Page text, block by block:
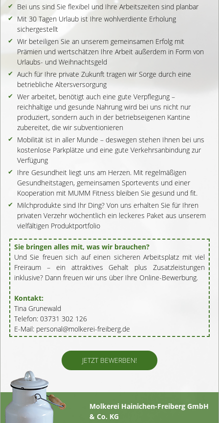
Bei uns sind Sie flexibel und Ihre Arbeitszeiten sind planbar
Mit 30 Tagen Urlaub ist Ihre wohlverdiente Erholung
sichergestellt
Wir beteiligen Sie an unserem gemeinsamen Erfolg mit
Prämien und wertschätzen Ihre Arbeit außer­dem in Form von
Urlaubs- und Weihnachtsgeld
Auch für Ihre private Zukunft tragen wir Sorge durch eine
betriebliche Altersversorgung
Wer arbeitet, benötigt auch eine gute Verpflegung –
reichhaltige und gesunde Nahrung wird bei uns nicht nur
produziert, sondern auch in der betriebseigenen Kantine
zubereitet, die wir subventionieren
Mobilität ist in aller Munde – deswegen stehen Ihnen bei uns
kostenlose Parkplätze und eine gute Verkehrsanbindung zur
Verfügung
Ihre Gesundheit liegt uns am Herzen. Mit regelmäßigen
Gesundheitstagen, gemeinsamen Sportevents und einer
Kooperation mit MUMM Fitness bleiben Sie gesund und fit.
Milchprodukte sind Ihr Ding? Von uns erhalten Sie für Ihren
privaten Verzehr wöchentlich ein leckeres Paket aus unserem
vielfältigen Produktportfolio
Sie bringen alles mit, was wir brauchen?
Und Sie freuen sich auf einen sicheren Arbeitsplatz mit viel
Freiraum – ein attraktives Gehalt plus Zusatz­leistungen
inklusive? Dann freuen wir uns über Ihre Online-Bewerbung.
Kontakt:
Tina Grunewald
Telefon: 03731 302 126
E-Mail: personal@molkerei-freiberg.de
JETZT BEWERBEN!
Molkerei Hainichen-Freiberg GmbH
& Co. KG